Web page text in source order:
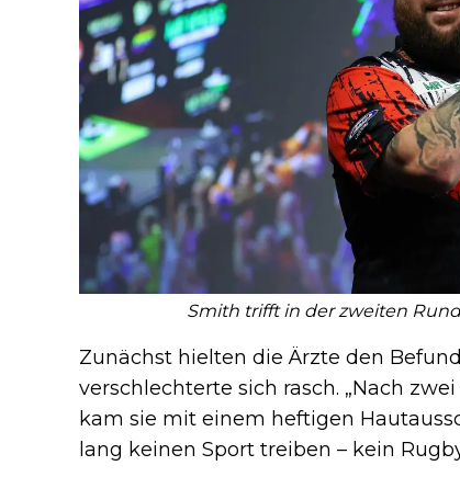
Smith trifft in der zweiten
Zunächst hielten die Ärzte den
verschlechterte sich rasch. „Nach
kam sie mit einem heftigen
lang keinen Sport treiben – kein